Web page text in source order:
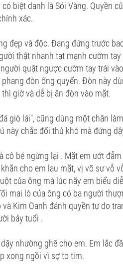
biệt danh là Sói Vàng. Quyền
xác.
đẹp và độc. Đang đứng trước
thật nhanh tạt mạnh cườm
quật ngược cườm tay trái
đòn ống quyển. Đòn này
giờ và dễ bị ăn đòn vào mặt.
giò lái", cũng dùng một chân
này chắc đối thủ khó mà đứng
cô bé ngừng lại . Mặt em ướt
cho em lau mặt, vị võ sư vỗ
của ông mà lúc nãy em biểu
mai lò của ông có ba người
Kim Oanh đánh quyền tự do
bảy tuổi .
nhường ghế cho em. Em lắc
xong ngồi vì sợ to tim.